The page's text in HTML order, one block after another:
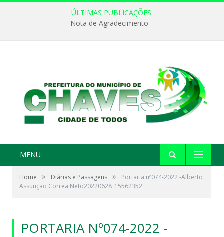
ÚLTIMAS PUBLICAÇÕES:
Nota de Agradecimento
MENU
Home » Diárias e Passagens »
Portaria nº074-2022 -Alberto
Assunção Correa Neto20220628_15562352
PORTARIA Nº074-2022 -